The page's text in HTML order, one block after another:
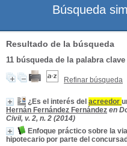
Resultado de la búsqueda
11 búsqueda de la palabra clave
Refinar búsqueda
¿Es el interés del acreedor
Hernán Fernández Fernández en
Civil, v. 2, n. 2 (2014)
Enfoque práctico sobre la
hipotecario por parte del
Búsqueda